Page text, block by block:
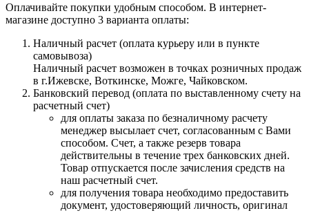
Оплачивайте покупки удобным способом. В интернет-
магазине доступно 3 варианта оплаты:
Наличный расчет (оплата курьеру или в пункте
самовывоза)
Наличный расчет возможен в точках розничных продаж
в г.Ижевске, Воткинске, Можге, Чайковском.
Банковский перевод (оплата по выставленному счету на
расчетный счет)
для оплаты заказа по безналичному расчету
менеджер высылает счет, согласованным с Вами
способом. Счет, а также резерв товара
действительны в течение трех банковских дней.
Товар отпускается после зачисления средств на
наш расчетный счет.
для получения товара необходимо предоставить
документ, удостоверяющий личность, оригинал